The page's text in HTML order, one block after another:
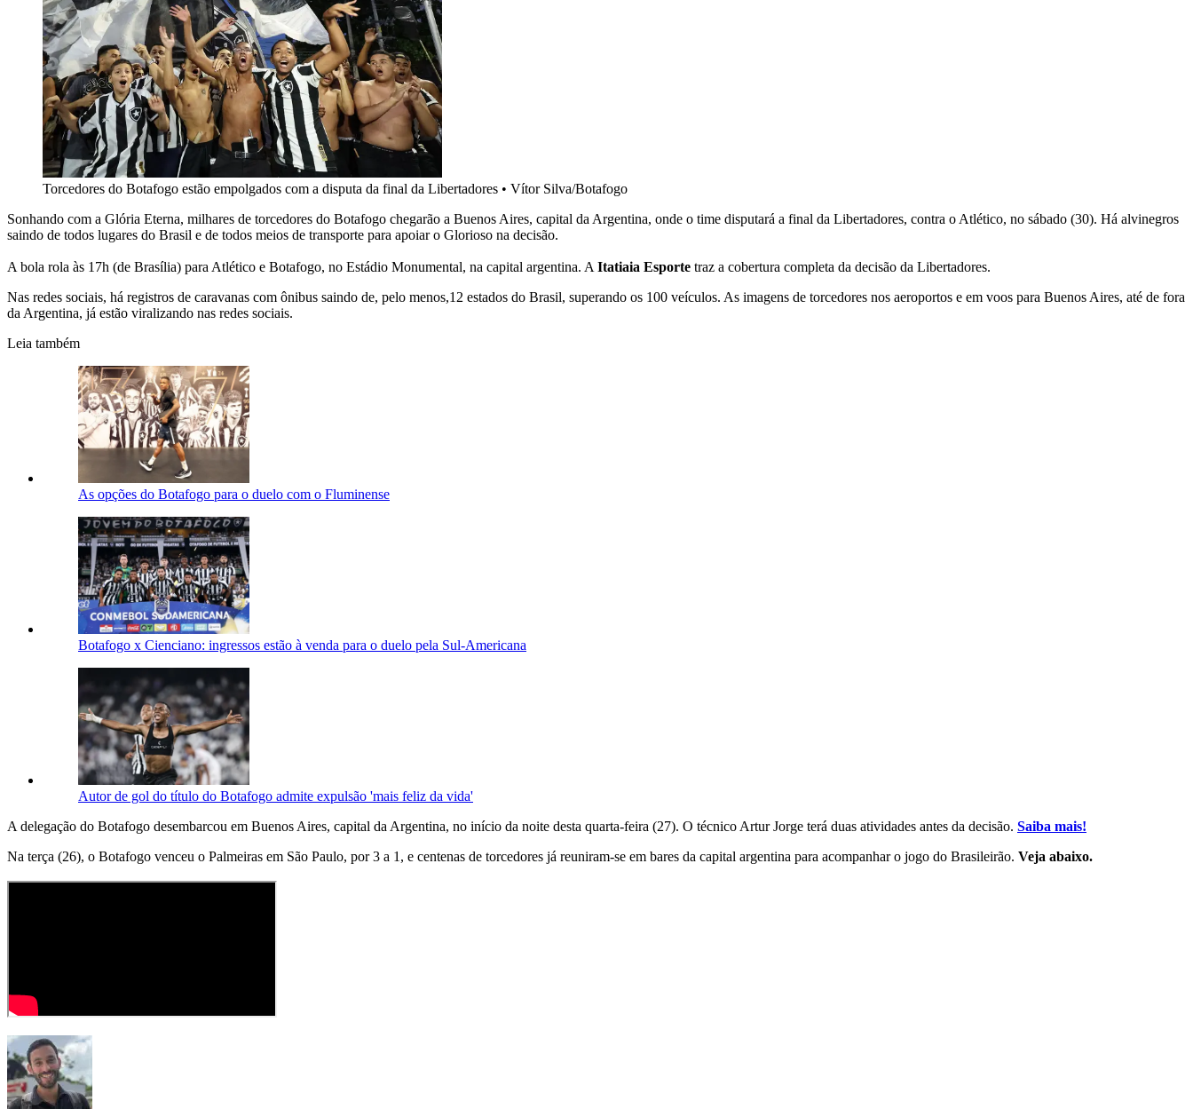
Torcedores do Botafogo estão empolgados com a disputa da final da Libertadores • Vítor Silva/Botafogo
Sonhando com a Glória Eterna, milhares de torcedores do Botafogo chegarão a Buenos Aires, capital da Argentina, onde o time disputará a final da Libertadores, contra o Atlético, no sábado (30). Há alvinegros
saindo de todos lugares do Brasil e de todos meios de transporte para apoiar o Glorioso na decisão.
A bola rola às 17h (de Brasília) para Atlético e Botafogo, no Estádio Monumental, na capital argentina. A Itatiaia Esporte traz a cobertura completa da decisão da Libertadores.
Nas redes sociais, há registros de caravanas com ônibus saindo de, pelo menos,12 estados do Brasil, superando os 100 veículos. As imagens de torcedores nos aeroportos e em voos para Buenos Aires, até de fora
da Argentina, já estão viralizando nas redes sociais.
Leia também
As opções do Botafogo para o duelo com o Fluminense
Botafogo x Cienciano: ingressos estão à venda para o duelo pela Sul-Americana
Autor de gol do título do Botafogo admite expulsão 'mais feliz da vida'
A delegação do Botafogo desembarcou em Buenos Aires, capital da Argentina, no início da noite desta quarta-feira (27). O técnico Artur Jorge terá duas atividades antes da decisão. Saiba mais!
Na terça (26), o Botafogo venceu o Palmeiras em São Paulo, por 3 a 1, e centenas de torcedores já reuniram-se em bares da capital argentina para acompanhar o jogo do Brasileirão. Veja abaixo.